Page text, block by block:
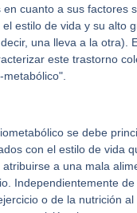
en cuanto a sus factores
estilo de vida y su alto
una lleva a la otra).
este trastorno
se debe
con el estilo de vida
a una mala
Independientemente de
o de la nutrición